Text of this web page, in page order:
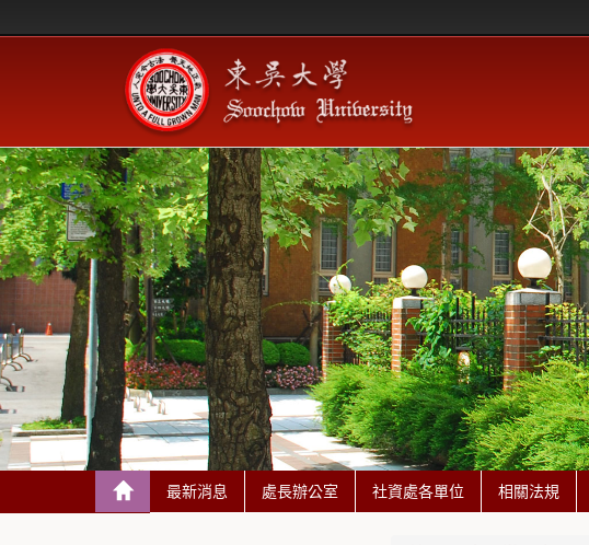
最新消息 處長辦公室 社資處各單位 相關法規